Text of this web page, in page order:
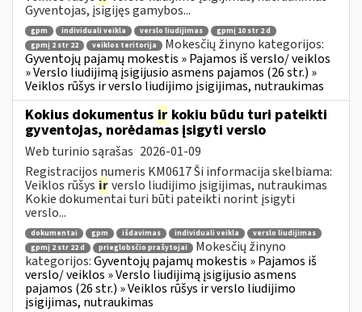
Gyventojas, įsigijęs gamybos...
gpm individuali veikla verslo liudijimas
gpmį 10 str 2 d
gpmį 2 str 22
veiklos teritorija
Mokesčių žinyno kategorijos:
Gyventojų pajamų mokestis » Pajamos iš verslo/ veiklos
» Verslo liudijimą įsigijusio asmens pajamos (26 str.) »
Veiklos rūšys ir verslo liudijimo įsigijimas, nutraukimas
Kokius dokumentus ir kokiu būdu turi pateikti
gyventojas, norėdamas įsigyti verslo
Web turinio sąrašas 2026-01-09
Registracijos numeris KM0617 Ši informacija skelbiama:
Veiklos rūšys irverslo liudijimo įsigijimas, nutraukimas
Kokie dokumentai turi būti pateikti norint įsigyti
verslo...
dokumentai gpm išdavimas individuali veikla
verslo liudijimas
gpmį 2 str 22 d
prieglobsčio prašytojai
Mokesčių žinyno
kategorijos:Gyventojų pajamų mokestis » Pajamos iš
verslo/ veiklos » Verslo liudijimą įsigijusio asmens
pajamos (26 str.) » Veiklos rūšys ir verslo liudijimo
įsigijimas, nutraukimas